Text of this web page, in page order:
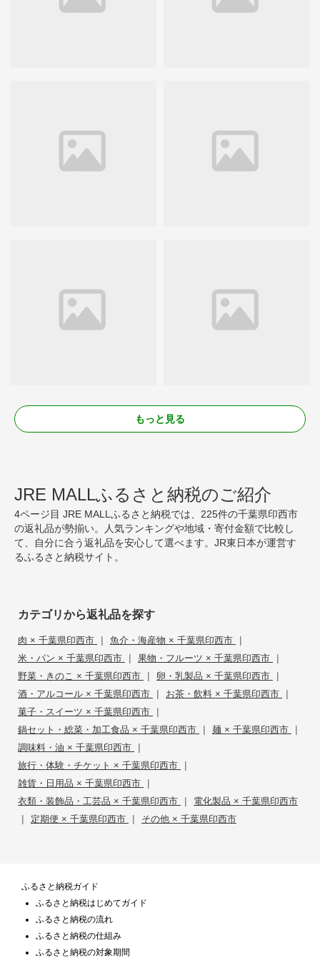
もっと見る
JRE MALLふるさと納税のご紹介
4ページ目 JRE MALLふるさと納税では、225件の千葉県印西市
の返礼品が勢揃い。人気ランキングや地域・寄付金額で比較し
て、自分に合う返礼品を安心して選べます。JR東日本が運営す
るふるさと納税サイト。
カテゴリから返礼品を探す
肉 × 千葉県印西市 | 魚介・海産物 × 千葉県印西市 |
米・パン × 千葉県印西市 | 果物・フルーツ × 千葉県印西市 |
野菜・きのこ × 千葉県印西市 | 卵・乳製品 × 千葉県印西市 |
酒・アルコール × 千葉県印西市 | お茶・飲料 × 千葉県印西市 |
菓子・スイーツ × 千葉県印西市 |
鍋セット・総菜・加工食品 × 千葉県印西市 | 麺 × 千葉県印西市 |
調味料・油 × 千葉県印西市 |
旅行・体験・チケット × 千葉県印西市 |
雑貨・日用品 × 千葉県印西市 |
衣類・装飾品・工芸品 × 千葉県印西市 | 電化製品 × 千葉県印西市
| 定期便 × 千葉県印西市 | その他 × 千葉県印西市
ふるさと納税ガイド
ふるさと納税はじめてガイド
ふるさと納税の流れ
ふるさと納税の仕組み
ふるさと納税の対象期間